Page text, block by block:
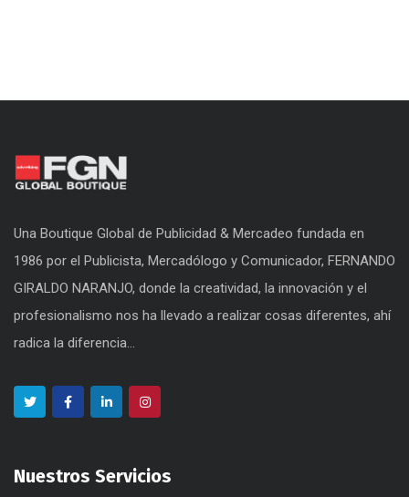
Una Boutique Global de Publicidad & Mercadeo fundada en
1986 por el Publicista, Mercadólogo y Comunicador, FERNANDO
GIRALDO NARANJO, donde la creatividad, la innovación y el
profesionalismo nos ha llevado a realizar cosas diferentes, ahí
radica la diferencia...
Nuestros Servicios